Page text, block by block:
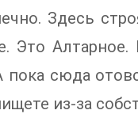
Здесь
Это
пока сюда
из-за